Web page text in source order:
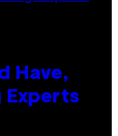
Have,
Experts